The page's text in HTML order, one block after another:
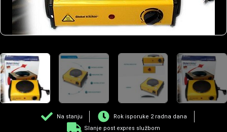
Na stanju
Rok isporuke 2 radna dana
Slanje post expres službom